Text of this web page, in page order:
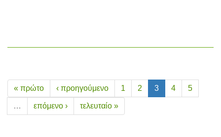
« πρώτο ‹ προηγούμενο 1 2 3 4 5
… επόμενο › τελευταίο »